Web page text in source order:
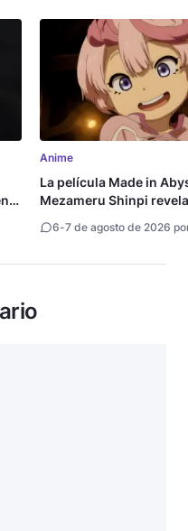
Anime
La película Made in
Mezameru Shinpi
6-7 de agosto de 2026